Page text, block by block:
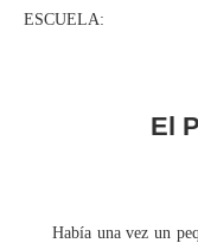
ESCUELA:
El
Había una vez un